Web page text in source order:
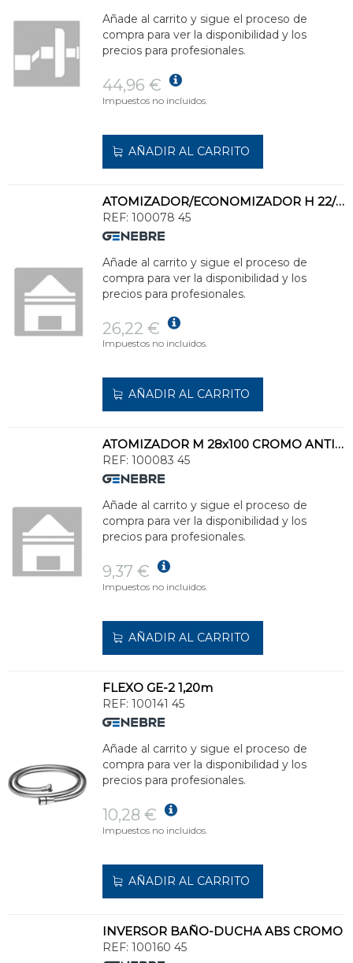
Añade al carrito y sigue el proceso de
compra para ver la disponibilidad y los
precios para profesionales.
44,96 €
Impuestos no incluidos.
AÑADIR AL CARRITO
ATOMIZADOR/ECONOMIZADOR H 22/100(en BLÍSTER 2u)
REF: 100078 45
Añade al carrito y sigue el proceso de
compra para ver la disponibilidad y los
precios para profesionales.
26,22 €
Impuestos no incluidos.
AÑADIR AL CARRITO
ATOMIZADOR M 28x100 CROMO ANTICAL
REF: 100083 45
Añade al carrito y sigue el proceso de
compra para ver la disponibilidad y los
precios para profesionales.
9,37 €
Impuestos no incluidos.
AÑADIR AL CARRITO
FLEXO GE-2 1,20m
REF: 100141 45
Añade al carrito y sigue el proceso de
compra para ver la disponibilidad y los
precios para profesionales.
10,28 €
Impuestos no incluidos.
AÑADIR AL CARRITO
INVERSOR BAÑO-DUCHA ABS CROMO
REF: 100160 45